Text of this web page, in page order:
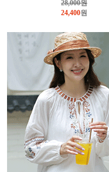
28,000원
24,400원